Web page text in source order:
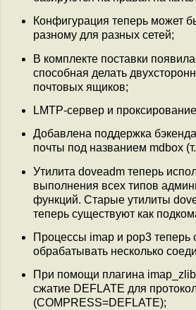
Конфигурация теперь может
разному для разных сетей;
В комплекте поставки
способная делать
почтовых ящиков;
LMTP-сервер и
Добавлена поддержка
почты под названием mdbox
Утилита doveadm теперь
выполнения всех типов
функций. Старые утилиты
теперь существуют как
Процессы imap и pop3 теперь
обрабатывать несколько
При помощи плагина
сжатие DEFLATE для
(COMPRESS=DEFLATE);